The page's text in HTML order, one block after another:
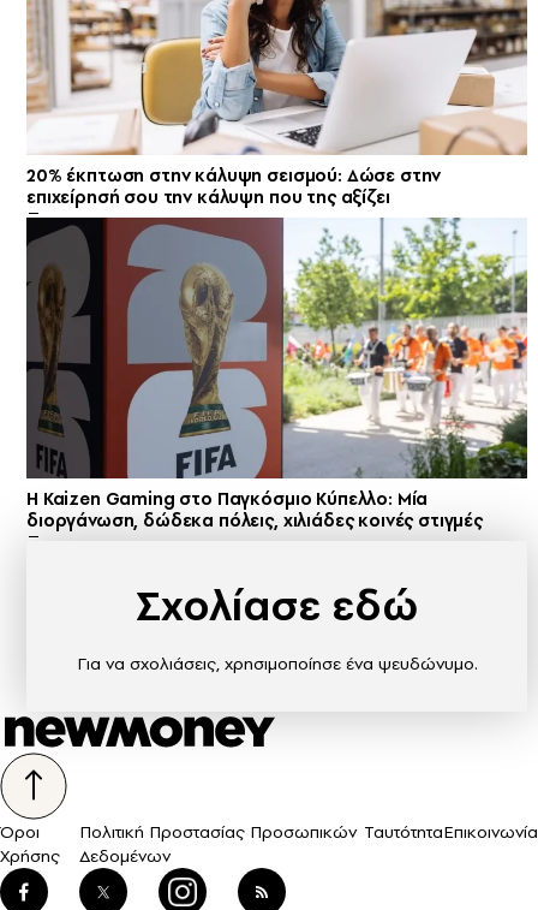
20% έκπτωση στην κάλυψη σεισμού: Δώσε στην
επιχείρησή σου την κάλυψη που της αξίζει
H Kaizen Gaming στο Παγκόσμιο Kύπελλο: Μία
διοργάνωση, δώδεκα πόλεις, χιλιάδες κοινές στιγμές
Σχολίασε εδώ
Για να σχολιάσεις, χρησιμοποίησε ένα ψευδώνυμο.
Όροι
Χρήσης
Πολιτική Προστασίας Προσωπικών
Δεδομένων
ΤαυτότηταΕπικοινωνία